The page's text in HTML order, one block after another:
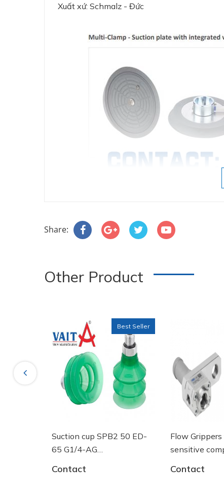
Xuất xứ: Schmalz - Đức
#10.01.12.02002 #SCHG00000903
#numhutchankhong #vait #vieta
--------
Share:
Other Product
Previous
Best Seller
Suction cup SPB2 50 ED-
65 G1/4-AG
hút chân không Schmalz
Flow Grippers for
sensitive components